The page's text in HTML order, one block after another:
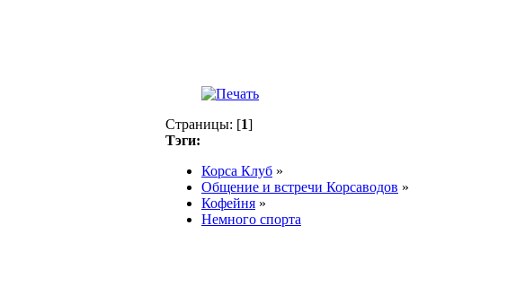
Страницы: [1]
Тэги:
Корса Клуб »
Общение и встречи Корсаводов »
Кофейня »
Немного спорта